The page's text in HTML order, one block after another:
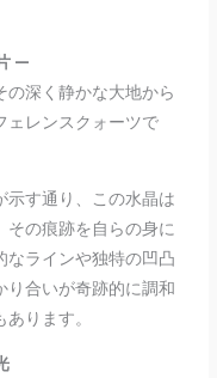
—
深く静かな大地から
ェレンスクォーツで
示す通り、この水晶は
その痕跡を自らの身に
なラインや独特の凹凸
り合いが奇跡的に調和
ります。